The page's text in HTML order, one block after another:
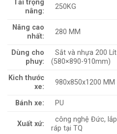
Tải trọng
nâng:
250KG
Nâng cao
nhất:
280 MM
Dùng cho
phuy:
Sắt và nhựa 200 Lít
(580×890-910mm)
Kich thước
xe:
980x850x1200 MM
Bánh xe: PU
Xuất xứ:
công nghệ Đức, lắp
ráp tại TQ